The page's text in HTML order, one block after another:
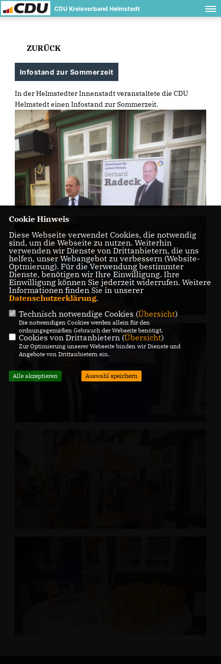
CDU Kreisverband Helmstedt
ZURÜCK
Infostand zur Sommerzeit
In der Helmstedter Innenstadt veranstaltete die CDU
Helmstedt einen Infostand zur Sommerzeit.
Cookie Hinweis
Diese Webseite verwendet Cookies, die notwendig
sind, um die Webseite zu nutzen. Weiterhin
verwenden wir Dienste von Drittanbietern, die uns
helfen, unser Webangebot zu verbessern (Website-
Optmierung). Für die Verwendung bestimmter
Dienste, benötigen wir Ihre Einwilligung. Ihre
Einwilligung können Sie jederzeit widerrufen. Weitere
Informationen finden Sie in unserer
Datenschutzerklärung.
Technisch notwendige Cookies (Übersicht)
Die notwendigen Cookies werden allein für den
ordnungsgemäßen Gebrauch der Webseite benötigt.
Cookies von Drittanbietern (Übersicht)
Zur Optimierung unserer Webseite binden wir Dienste und
Angebote von Drittanbietern ein.
Alle akzeptieren Auswahl speichern